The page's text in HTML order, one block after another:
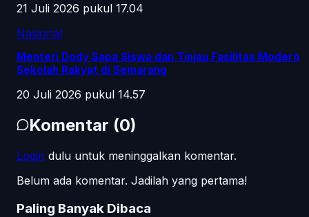
21 Juli 2026 pukul 17.04
Nasional
Menteri Dody Sapa Siswa dan Tinjau Fasilitas Modern
Sekolah Rakyat di Semarang
20 Juli 2026 pukul 14.57
Komentar (0)
Login dulu untuk meninggalkan komentar.
Belum ada komentar. Jadilah yang pertama!
Paling Banyak Dibaca